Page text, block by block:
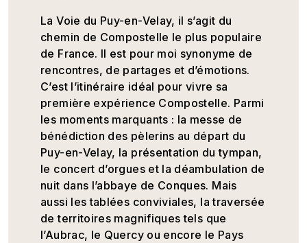
La Voie du Puy-en-Velay, il s’agit du
chemin de Compostelle le plus populaire
de France. Il est pour moi synonyme de
rencontres, de partages et d’émotions.
C’est l’itinéraire idéal pour vivre sa
première expérience Compostelle. Parmi
les moments marquants : la messe de
bénédiction des pèlerins au départ du
Puy-en-Velay, la présentation du tympan,
le concert d’orgues et la déambulation de
nuit dans l’abbaye de Conques. Mais
aussi les tablées conviviales, la traversée
de territoires magnifiques tels que
l’Aubrac, le Quercy ou encore le Pays